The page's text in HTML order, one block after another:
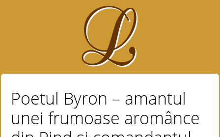
Poetul Byron – amantul
unei frumoase aromânce